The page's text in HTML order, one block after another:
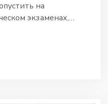
на
экзаменах,
чего чаще всего
простые советы
Всё по делу, без